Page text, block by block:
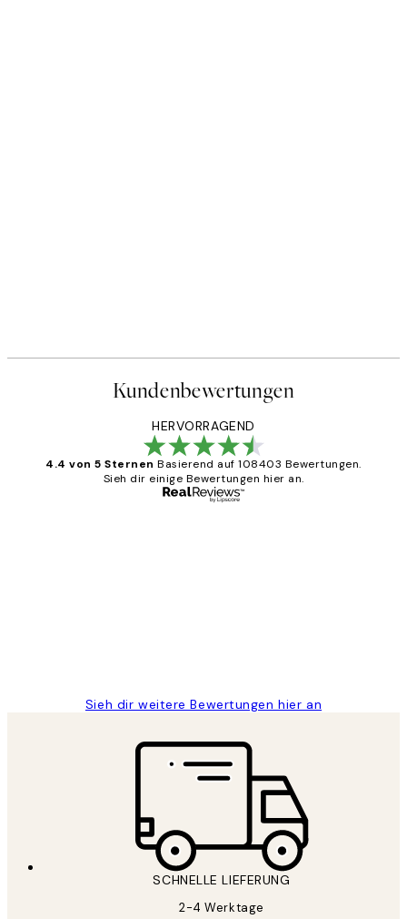
Kundenbewertungen
HERVORRAGEND
4.4 von 5 Sternen Basierend auf 108403 Bewertungen.
Sieh dir einige Bewertungen hier an.
Sieh dir weitere Bewertungen hier an
SCHNELLE LIEFERUNG
2-4 Werktage